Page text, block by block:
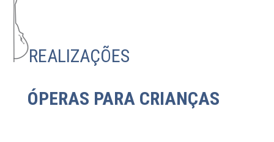
REALIZAÇÕES
ÓPERAS PARA CRIANÇAS